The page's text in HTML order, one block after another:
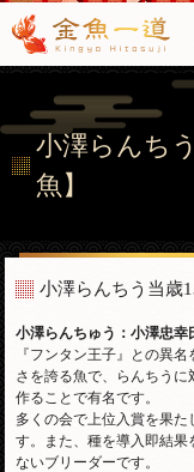
小澤らんち
魚】
小澤らんちう当歳
小澤らんちゅう：小澤忠
『フンタン王子』との異
さを誇る魚で、らんちう
作ることで有名です。
多くの会で上位入賞を果
す。また、種を導入即結
ないブリーダーです。